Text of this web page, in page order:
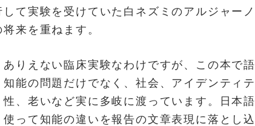
て実験を受けていた白ネズミのアルジャーノ
来を重ねます。
りえない臨床実験なわけですが、この本で語
能の問題だけでなく、社会、アイデンティテ
性、老いなど実に多岐に渡っています。日本語
って知能の違いを報告の文章表現に落とし込